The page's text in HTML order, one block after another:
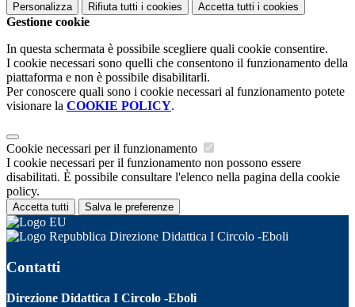
Personalizza Rifiuta tutti i cookies Accetta tutti i cookies
Gestione cookie
In questa schermata è possibile scegliere quali cookie consentire.
I cookie necessari sono quelli che consentono il funzionamento della
piattaforma e non è possibile disabilitarli.
Per conoscere quali sono i cookie necessari al funzionamento potete
visionare la COOKIE POLICY.
Cookie necessari per il funzionamento
I cookie necessari per il funzionamento non possono essere
disabilitati. È possibile consultare l'elenco nella pagina della cookie
policy.
Accetta tutti Salva le preferenze
Direzione Didattica I Circolo -Eboli
Contatti
Direzione Didattica I Circolo -Eboli